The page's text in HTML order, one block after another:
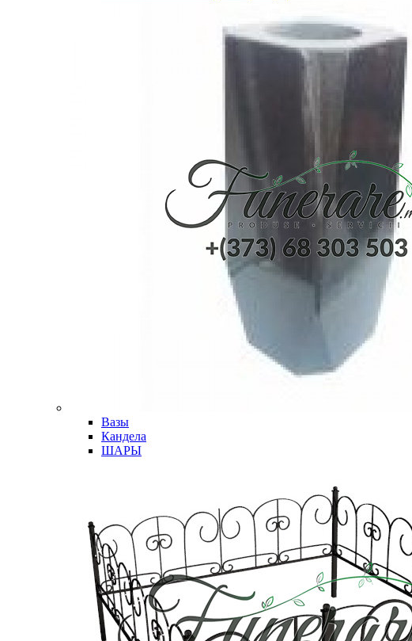
Вазы
Кандела
ШАРЫ